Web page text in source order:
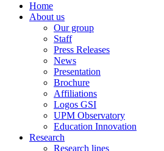
Home
About us
Our group
Staff
Press Releases
News
Presentation
Brochure
Affiliations
Logos GSI
UPM Observatory
Education Innovation
Research
Research lines